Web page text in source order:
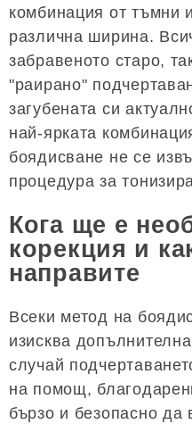
комбинация от тъмни
различна ширина.
забравеното старо,
"раирано"
загубената си
най-ярката
боядисване не се
процедура за
Кога ще е
корекция и
направите
Всеки метод на
изисква
случай
на помощ,
бързо и безопасно да